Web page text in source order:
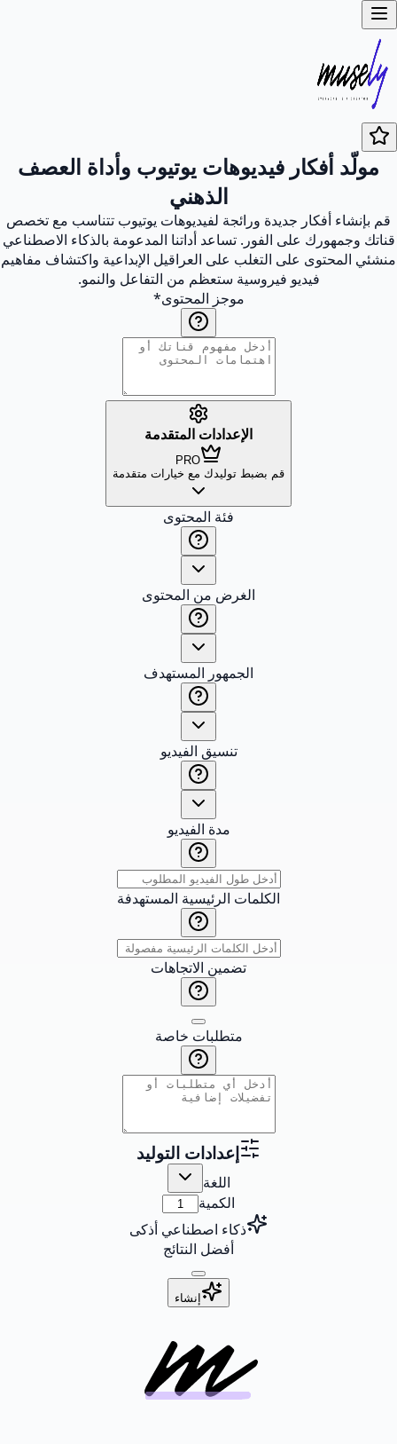
مولّد أفكار فيديوهات يوتيوب وأداة العصف
الذهني
قم بإنشاء أفكار جديدة ورائجة لفيديوهات يوتيوب تتناسب مع تخصص
قناتك وجمهورك على الفور. تساعد أداتنا المدعومة بالذكاء الاصطناعي
منشئي المحتوى على التغلب على العراقيل الإبداعية واكتشاف مفاهيم
فيديو فيروسية ستعظم من التفاعل والنمو.
موجز المحتوى*
الإعدادات المتقدمة
PRO
قم بضبط توليدك مع خيارات متقدمة
فئة المحتوى
الغرض من المحتوى
الجمهور المستهدف
تنسيق الفيديو
مدة الفيديو
الكلمات الرئيسية المستهدفة
تضمين الاتجاهات
متطلبات خاصة
إعدادات التوليد
اللغة
الكمية
ذكاء اصطناعي أذكى
أفضل النتائج
إنشاء